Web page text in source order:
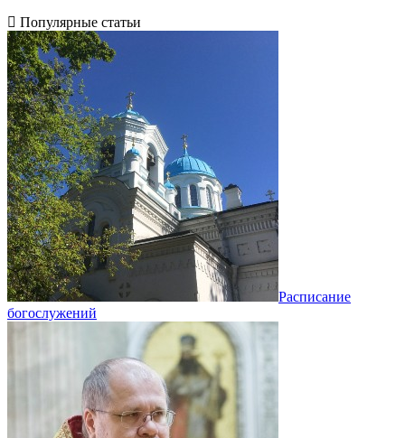
Популярные статьи
Расписание
богослужений